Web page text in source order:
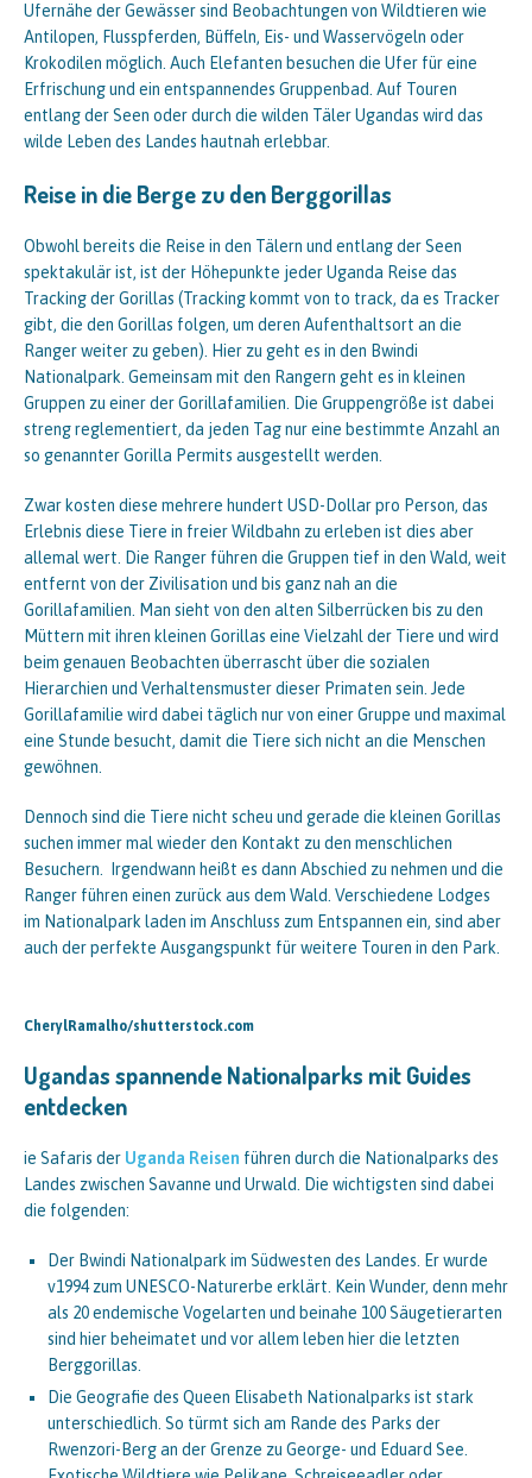
Ufernähe der Gewässer sind Beobachtungen von Wildtieren wie
Antilopen, Flusspferden, Büffeln, Eis- und Wasservögeln oder
Krokodilen möglich. Auch Elefanten besuchen die Ufer für eine
Erfrischung und ein entspannendes Gruppenbad. Auf Touren
entlang der Seen oder durch die wilden Täler Ugandas wird das
wilde Leben des Landes hautnah erlebbar.
Reise in die Berge zu den Berggorillas
Obwohl bereits die Reise in den Tälern und entlang der Seen
spektakulär ist, ist der Höhepunkte jeder Uganda Reise das
Tracking der Gorillas (Tracking kommt von to track, da es Tracker
gibt, die den Gorillas folgen, um deren Aufenthaltsort an die
Ranger weiter zu geben). Hier zu geht es in den Bwindi
Nationalpark. Gemeinsam mit den Rangern geht es in kleinen
Gruppen zu einer der Gorillafamilien. Die Gruppengröße ist dabei
streng reglementiert, da jeden Tag nur eine bestimmte Anzahl an
so genannter Gorilla Permits ausgestellt werden.
Zwar kosten diese mehrere hundert USD-Dollar pro Person, das
Erlebnis diese Tiere in freier Wildbahn zu erleben ist dies aber
allemal wert. Die Ranger führen die Gruppen tief in den Wald, weit
entfernt von der Zivilisation und bis ganz nah an die
Gorillafamilien. Man sieht von den alten Silberrücken bis zu den
Müttern mit ihren kleinen Gorillas eine Vielzahl der Tiere und wird
beim genauen Beobachten überrascht über die sozialen
Hierarchien und Verhaltensmuster dieser Primaten sein. Jede
Gorillafamilie wird dabei täglich nur von einer Gruppe und maximal
eine Stunde besucht, damit die Tiere sich nicht an die Menschen
gewöhnen.
Dennoch sind die Tiere nicht scheu und gerade die kleinen Gorillas
suchen immer mal wieder den Kontakt zu den menschlichen
Besuchern. Irgendwann heißt es dann Abschied zu nehmen und die
Ranger führen einen zurück aus dem Wald. Verschiedene Lodges
im Nationalpark laden im Anschluss zum Entspannen ein, sind aber
auch der perfekte Ausgangspunkt für weitere Touren in den Park.
CherylRamalho/shutterstock.com
Ugandas spannende Nationalparks mit Guides
entdecken
ie Safaris der Uganda Reisen führen durch die Nationalparks des
Landes zwischen Savanne und Urwald. Die wichtigsten sind dabei
die folgenden:
Der Bwindi Nationalpark im Südwesten des Landes. Er wurde
v1994 zum UNESCO-Naturerbe erklärt. Kein Wunder, denn mehr
als 20 endemische Vogelarten und beinahe 100 Säugetierarten
sind hier beheimatet und vor allem leben hier die letzten
Berggorillas.
Die Geografie des Queen Elisabeth Nationalparks ist stark
unterschiedlich. So türmt sich am Rande des Parks der
Rwenzori-Berg an der Grenze zu George- und Eduard See.